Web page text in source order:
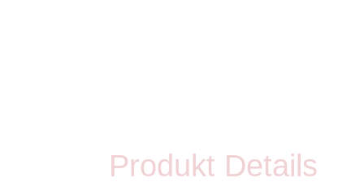
Produkt Details